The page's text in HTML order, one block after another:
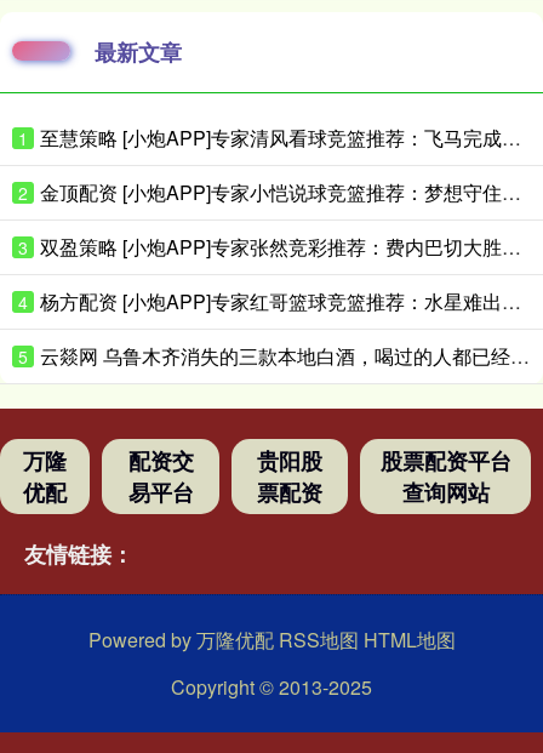
最新文章
1 至慧策略 [小炮APP]专家清风看球竞篮推荐：飞马完成复仇
2 金顶配资 [小炮APP]专家小恺说球竞篮推荐：梦想守住主场
3 双盈策略 [小炮APP]专家张然竞彩推荐：费内巴切大胜对手
4 杨方配资 [小炮APP]专家红哥篮球竞篮推荐：水星难出大分
5 云燚网 乌鲁木齐消失的三款本地白酒，喝过的人都已经是当爷爷的人了吧？
万隆
优配
配资交
易平台
贵阳股
票配资
股票配资平台
查询网站
友情链接：
Powered by万隆优配 RSS地图 HTML地图
Copyright© 2013-2025